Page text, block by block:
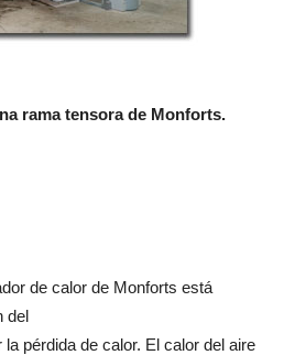
rama tensora de Monforts.
de calor de Monforts está
del
pérdida de calor. El calor del aire